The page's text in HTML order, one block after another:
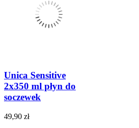
Unica Sensitive
2x350 ml płyn do
soczewek
49,90 zł